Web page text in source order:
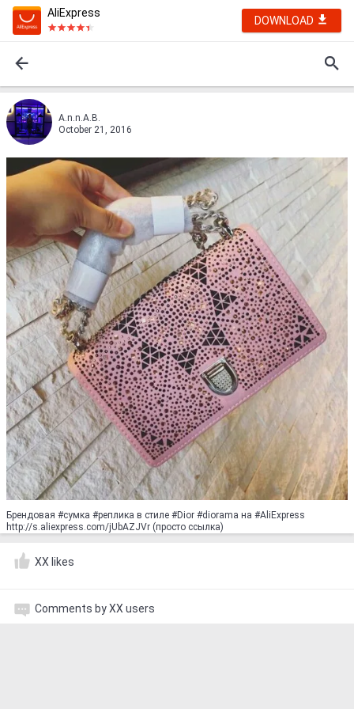
AliExpress
DOWNLOAD
A.n.n.A.B.
October 21, 2016
Брендовая #сумка #реплика в стиле #Dior #diorama на #AliExpress
http://s.aliexpress.com/jUbAZJVr (просто ссылка)
XX likes
Comments by XX users